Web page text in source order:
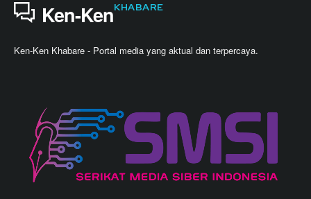
Ken-KenKHABARE
Ken-Ken Khabare - Portal media yang aktual dan terpercaya.